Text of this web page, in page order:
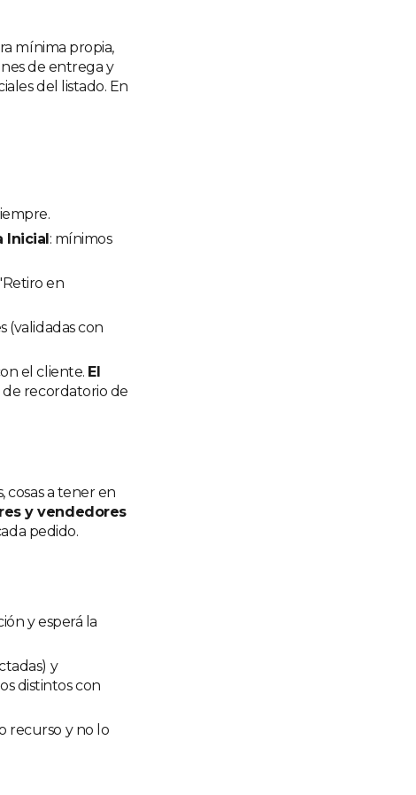
mínima propia,
de entrega y
del listado. En
Inicial: mínimos
en
(validadas con
el cliente. El
de recordatorio de
cosas a tener en
y vendedores
pedido.
y esperá la
y
distintos con
recurso y no lo